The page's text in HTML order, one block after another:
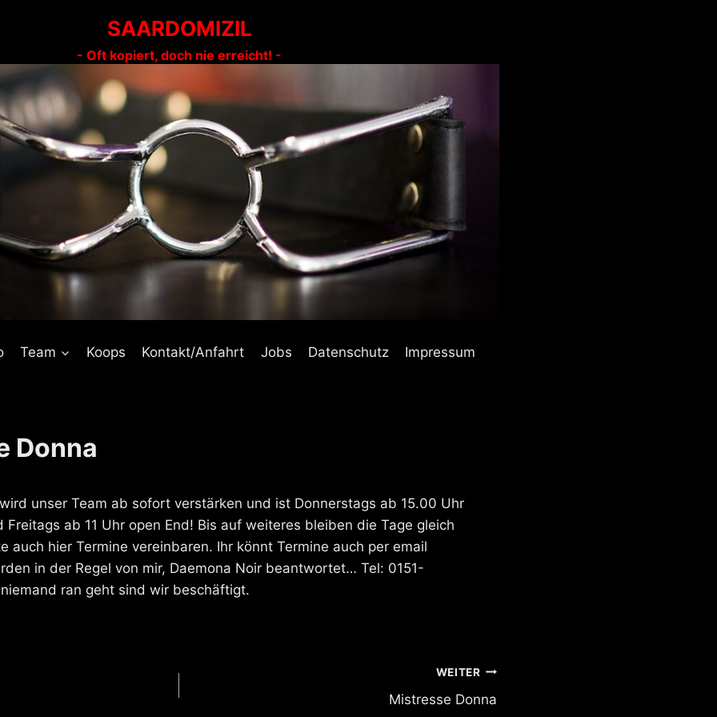
SAARDOMIZIL
- Oft kopiert, doch nie erreicht! -
Team Koops Kontakt/Anfahrt Jobs Datenschutz Impressum
Donna
unser Team ab sofort verstärken und ist Donnerstags ab 15.00 Uhr
Freitags ab 11 Uhr open End! Bis auf weiteres bleiben die Tage gleich
auch hier Termine vereinbaren. Ihr könnt Termine auch per email
in der Regel von mir, Daemona Noir beantwortet… Tel: 0151-
ran geht sind wir beschäftigt.
WEITER
Mistresse Donna